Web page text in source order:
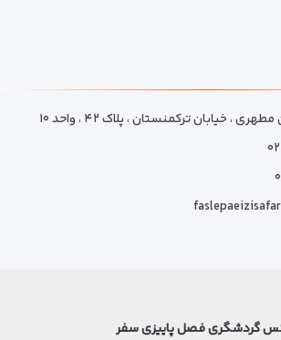
، خیابان ترکمنستان ، پلاک ۴۲ ، واحد ۱۰
گردشگری فصل پاییزی سفر